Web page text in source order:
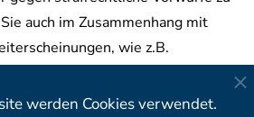
werden Cookies verwendet.
auch im Zusammenhang mit
wie z.B.
Haftungsansprüche zu